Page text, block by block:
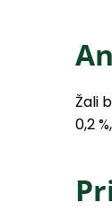
Žali
0,2